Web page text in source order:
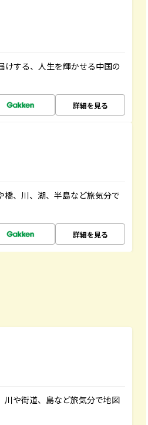
けする、人生を輝かせる中国の
詳細を見る
橋、川、湖、半島など旅気分で
詳細を見る
川や街道、島など旅気分で地図